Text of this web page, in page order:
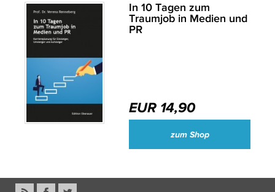
In 10 Tagen zum
Traumjob in Medien und
PR
EUR 14,90
zum Shop